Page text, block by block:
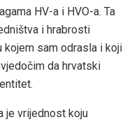
HV-a i HVO-a. Ta
i hrabrosti
kojem sam odrasla i koji
da hrvatski
je vrijednost koju